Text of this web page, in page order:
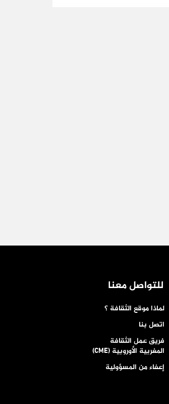
للتواصل معنا
لماذا موقع الثقافة ؟
اتصل بنا
فريق عمل الثقافة
المغربية الأوروبية (CME)
إعفاء من المسؤولية